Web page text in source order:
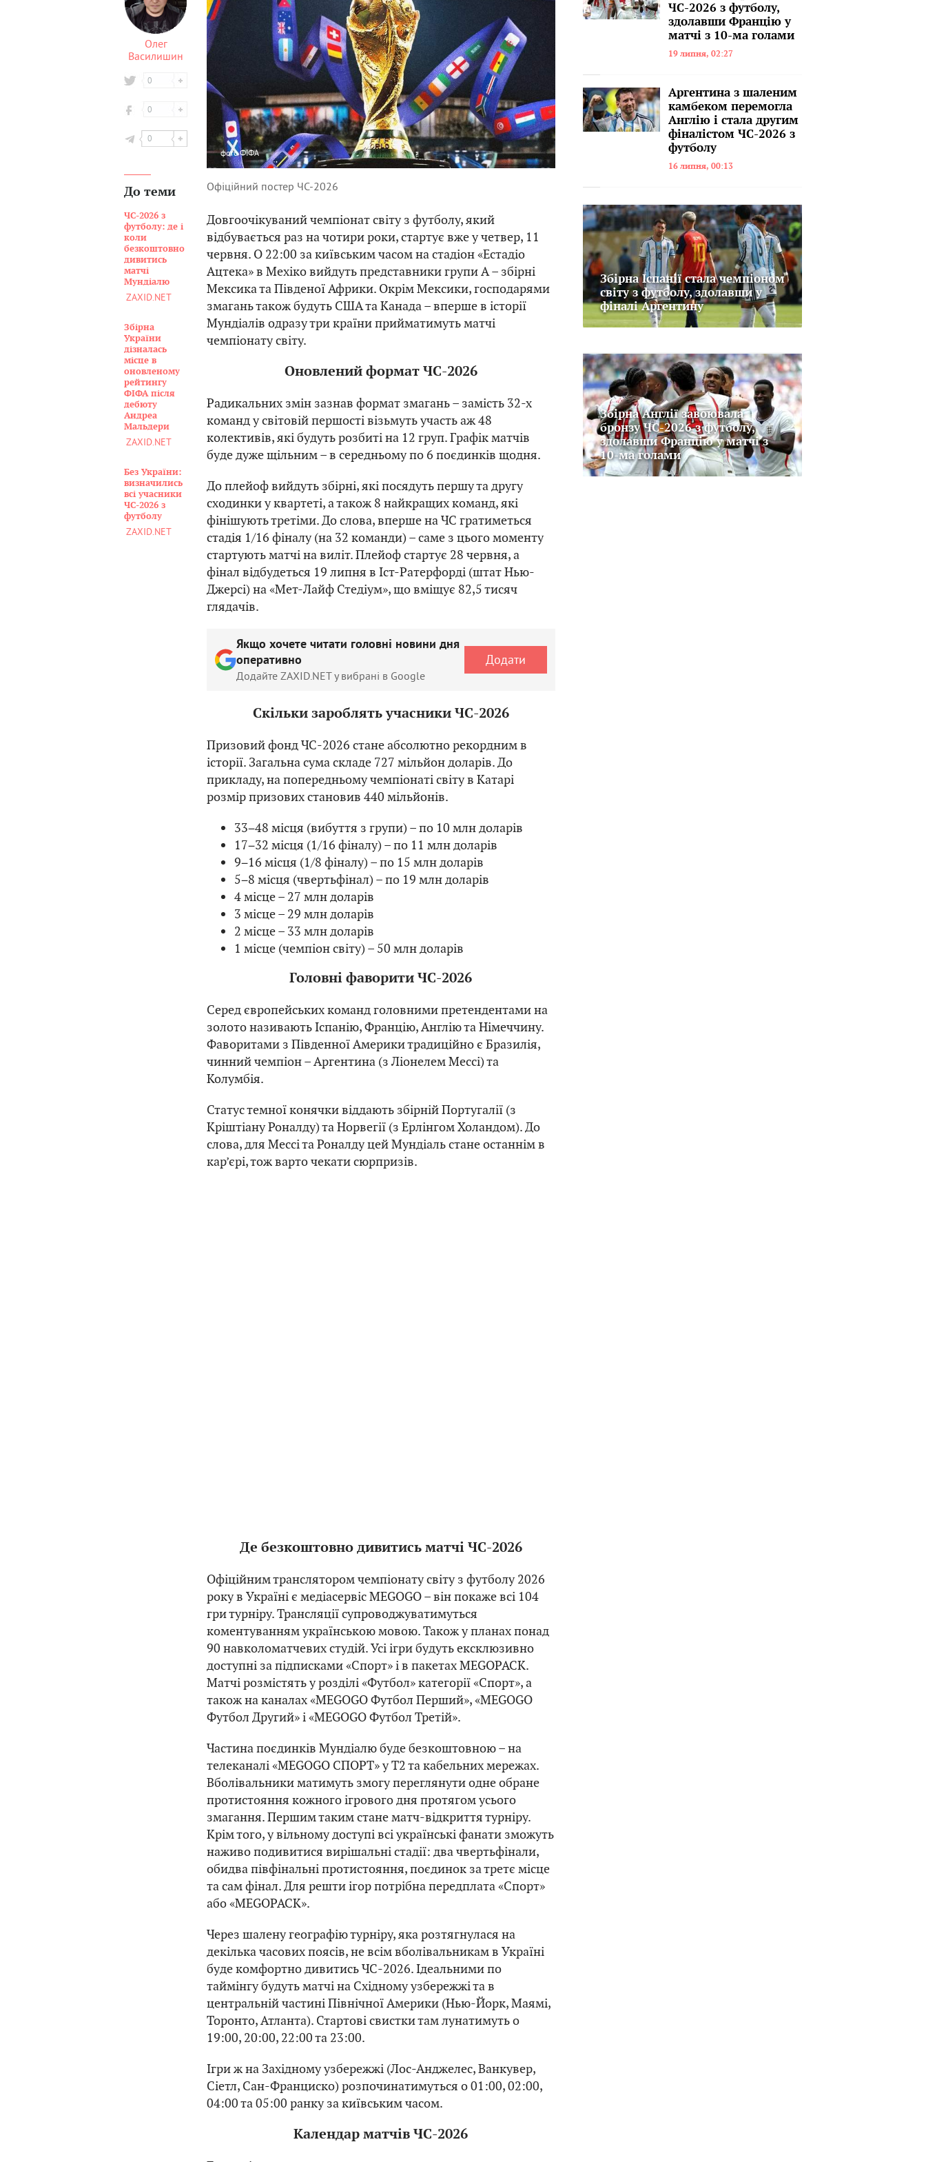
Олег
Василишин
0
0
0
До теми
ЧС-2026 з
футболу: де і
коли
безкоштовно
дивитись
матчі
Мундіалю
ZAXID.NET
Збірна
України
дізналась
місце в
оновленому
рейтингу
ФІФА після
дебюту
Андреа
Мальдери
ZAXID.NET
Без України:
визначились
всі учасники
ЧС-2026 з
футболу
ZAXID.NET
фотоФІФА
Офіційний постер ЧС-2026
Довгоочікуваний чемпіонат світу з футболу, який
відбувається раз на чотири роки, стартує вже у четвер, 11
червня. О 22:00 за київським часом на стадіон «Естадіо
Ацтека» в Мехіко вийдуть представники групи А – збірні
Мексика та Південої Африки. Окрім Мексики, господарями
змагань також будуть США та Канада – вперше в історії
Мундіалів одразу три країни прийматимуть матчі
чемпіонату світу.
Оновлений формат ЧС-2026
Радикальних змін зазнав формат змагань – замість 32-х
команд у світовій першості візьмуть участь аж 48
колективів, які будуть розбиті на 12 груп. Графік матчів
буде дуже щільним – в середньому по 6 поєдинків щодня.
До плейоф вийдуть збірні, які посядуть першу та другу
сходинки у квартеті, а також 8 найкращих команд, які
фінішують третіми. До слова, вперше на ЧС гратиметься
стадія 1/16 фіналу (на 32 команди) – саме з цього моменту
стартують матчі на виліт. Плейоф стартує 28 червня, а
фінал відбудеться 19 липня в Іст-Ратерфорді (штат Нью-
Джерсі) на «Мет-Лайф Стедіум», що вміщує 82,5 тисяч
глядачів.
Якщо хочете читати головні новини дня
оперативно
Додайте ZAXID.NET у вибрані в Google
Додати
Скільки зароблять учасники ЧС-2026
Призовий фонд ЧС-2026 стане абсолютно рекордним в
історії. Загальна сума складе 727 мільйон доларів. До
прикладу, на попередньому чемпіонаті світу в Катарі
розмір призових становив 440 мільйонів.
33−48 місця (вибуття з групи) – по 10 млн доларів
17−32 місця (1/16 фіналу) – по 11 млн доларів
9−16 місця (1/8 фіналу) – по 15 млн доларів
5−8 місця (чвертьфінал) – по 19 млн доларів
4 місце – 27 млн доларів
3 місце – 29 млн доларів
2 місце – 33 млн доларів
1 місце (чемпіон світу) – 50 млн доларів
Головні фаворити ЧС-2026
Серед європейських команд головними претендентами на
золото називають Іспанію, Францію, Англію та Німеччину.
Фаворитами з Південної Америки традиційно є Бразилія,
чинний чемпіон – Аргентина (з Ліонелем Мессі) та
Колумбія.
Статус темної конячки віддають збірній Португалії (з
Кріштіану Роналду) та Норвегії (з Ерлінгом Холандом). До
слова, для Мессі та Роналду цей Мундіаль стане останнім в
кар’єрі, тож варто чекати сюрпризів.
Де безкоштовно дивитись матчі ЧС-2026
Офіційним транслятором чемпіонату світу з футболу 2026
року в Україні є медіасервіс MEGOGO – він покаже всі 104
гри турніру. Трансляції супроводжуватимуться
коментуванням українською мовою. Також у планах понад
90 навколоматчевих студій. Усі ігри будуть ексклюзивно
доступні за підписками «Спорт» і в пакетах MEGOPACK.
Матчі розмістять у розділі «Футбол» категорії «Спорт», а
також на каналах «MEGOGO Футбол Перший», «MEGOGO
Футбол Другий» і «MEGOGO Футбол Третій».
Частина поєдинків Мундіалю буде безкоштовною – на
телеканалі «MEGOGO СПОРТ» у Т2 та кабельних мережах.
Вболівальники матимуть змогу переглянути одне обране
протистояння кожного ігрового дня протягом усього
змагання. Першим таким стане матч-відкриття турніру.
Крім того, у вільному доступі всі українські фанати зможуть
наживо подивитися вирішальні стадії: два чвертьфінали,
обидва півфінальні протистояння, поєдинок за третє місце
та сам фінал. Для решти ігор потрібна передплата «Спорт»
або «MEGOPACK».
Через шалену географію турніру, яка розтягнулася на
декілька часових поясів, не всім вболівальникам в Україні
буде комфортно дивитись ЧС-2026. Ідеальними по
таймінгу будуть матчі на Східному узбережжі та в
центральній частині Північної Америки (Нью-Йорк, Маямі,
Торонто, Атланта). Стартові свистки там лунатимуть о
19:00, 20:00, 22:00 та 23:00.
Ігри ж на Західному узбережжі (Лос-Анджелес, Ванкувер,
Сіетл, Сан-Франциско) розпочинатимуться о 01:00, 02:00,
04:00 та 05:00 ранку за київським часом.
Календар матчів ЧС-2026
ЧС-2026 з футболу,
здолавши Францію у
матчі з 10-ма голами
19 липня, 02:27
Аргентина з шаленим
камбеком перемогла
Англію і стала другим
фіналістом ЧС-2026 з
футболу
16 липня, 00:13
Збірна Іспанії стала чемпіоном
світу з футболу, здолавши у
фіналі Аргентину
Збірна Англії завоювала
бронзу ЧС-2026 з футболу,
здолавши Францію у матчі з
10-ма голами